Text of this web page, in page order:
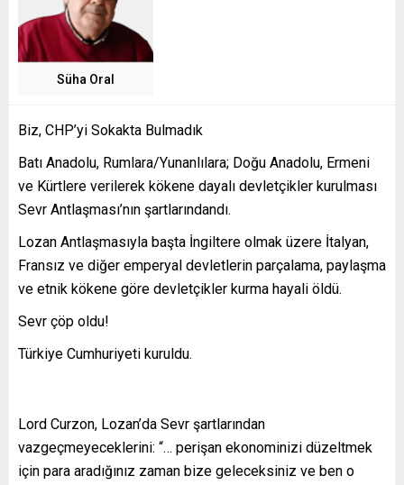
Süha Oral
Biz, CHP’yi Sokakta Bulmadık
Batı Anadolu, Rumlara/Yunanlılara; Doğu Anadolu, Ermeni
ve Kürtlere verilerek kökene dayalı devletçikler kurulması
Sevr Antlaşması’nın şartlarındandı.
Lozan Antlaşmasıyla başta İngiltere olmak üzere İtalyan,
Fransız ve diğer emperyal devletlerin parçalama, paylaşma
ve etnik kökene göre devletçikler kurma hayali öldü.
Sevr çöp oldu!
Türkiye Cumhuriyeti kuruldu.
Lord Curzon, Lozan’da Sevr şartlarından
vazgeçmeyeceklerini: “… perişan ekonominizi düzeltmek
için para aradığınız zaman bize geleceksiniz ve ben o